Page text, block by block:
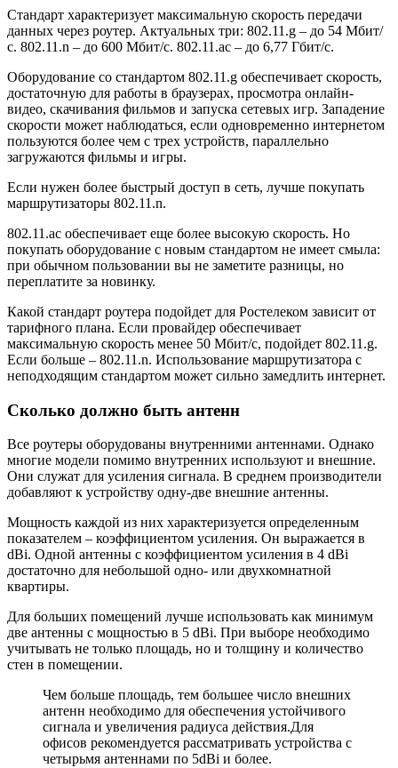
Стандарт характеризует максимальную скорость передачи
данных через роутер. Актуальных три: 802.11.g – до 54 Мбит/
с. 802.11.n – до 600 Мбит/с. 802.11.ac – до 6,77 Гбит/с.
Оборудование со стандартом 802.11.g обеспечивает скорость,
достаточную для работы в браузерах, просмотра онлайн-
видео, скачивания фильмов и запуска сетевых игр. Западение
скорости может наблюдаться, если одновременно интернетом
пользуются более чем с трех устройств, параллельно
загружаются фильмы и игры.
Если нужен более быстрый доступ в сеть, лучше покупать
маршрутизаторы 802.11.n.
802.11.ac обеспечивает еще более высокую скорость. Но
покупать оборудование с новым стандартом не имеет смыла:
при обычном пользовании вы не заметите разницы, но
переплатите за новинку.
Какой стандарт роутера подойдет для Ростелеком зависит от
тарифного плана. Если провайдер обеспечивает
максимальную скорость менее 50 Мбит/с, подойдет 802.11.g.
Если больше – 802.11.n. Использование маршрутизатора с
неподходящим стандартом может сильно замедлить интернет.
Сколько должно быть антенн
Все роутеры оборудованы внутренними антеннами. Однако
многие модели помимо внутренних используют и внешние.
Они служат для усиления сигнала. В среднем производители
добавляют к устройству одну-две внешние антенны.
Мощность каждой из них характеризуется определенным
показателем – коэффициентом усиления. Он выражается в
dBi. Одной антенны с коэффициентом усиления в 4 dBi
достаточно для небольшой одно- или двухкомнатной
квартиры.
Для больших помещений лучше использовать как минимум
две антенны с мощностью в 5 dBi. При выборе необходимо
учитывать не только площадь, но и толщину и количество
стен в помещении.
Чем больше площадь, тем большее число внешних
антенн необходимо для обеспечения устойчивого
сигнала и увеличения радиуса действия.Для
офисов рекомендуется рассматривать устройства с
четырьмя антеннами по 5dBi и более.